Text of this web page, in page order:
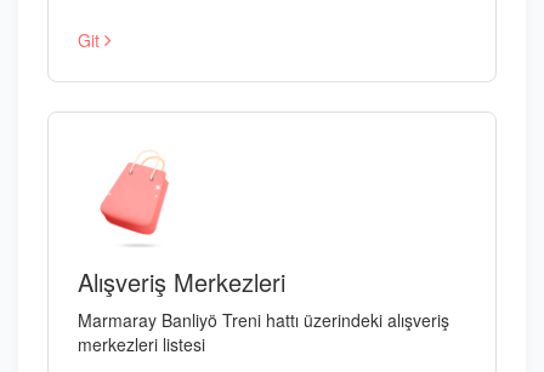
Git
Alışveriş Merkezleri
Marmaray Banliyö Treni hattı üzerindeki alışveriş
merkezleri listesi